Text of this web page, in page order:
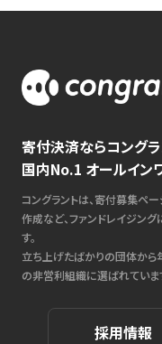
寄付決済ならコング
国内No.1 オールイン
コングラントは、寄付募集ペ
作成など、ファンドレイジン
す。
立ち上げたばかりの団体か
の非営利組織に選ばれていま
採用情報